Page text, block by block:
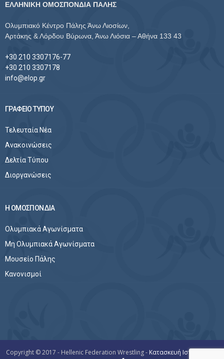
ΕΛΛΗΝΙΚΗ ΟΜΟΣΠΟΝΔΙΑ ΠΑΛΗΣ
Ολυμπιακό Κέντρο Πάλης Άνω Λιοσίων,
Αρτάκης & Λόρδου Βύρωνα, Άνω Λιόσια – Αθήνα 133 43
+30 210 3307176-77
+30 210 3307178
info@elop.gr
ΓΡΑΦΕΙΟ ΤΥΠΟΥ
Τελευταία Νέα
Ανακοινώσεις
Δελτία Τύπου
Διοργανώσεις
Η ΟΜΟΣΠΟΝΔΙΑ
Ολυμπιακά Αγωνίσματα
Μη Ολυμπιακά Αγωνίσματα
Μουσείο Πάλης
Κανονισμοί
Copyright © 2017 - Hellenic Federation Wrestling - Κατασκευή Ιστοσελίδων